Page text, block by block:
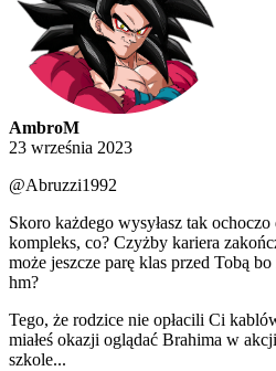
AmbroM
23 września 2023
@Abruzzi1992
Skoro każdego wysyłasz tak
kompleks, co? Czyżby kariera
może jeszcze parę klas przed Tobą
hm?
Tego, że rodzice nie opłacili Ci
miałeś okazji oglądać Brahima w
szkole...